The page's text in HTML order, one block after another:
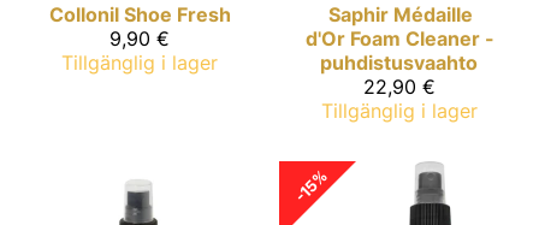
Collonil Shoe Fresh
9,90 €
Tillgänglig i lager
Saphir Médaille
d'Or Foam Cleaner -
puhdistusvaahto
22,90 €
Tillgänglig i lager
-15%